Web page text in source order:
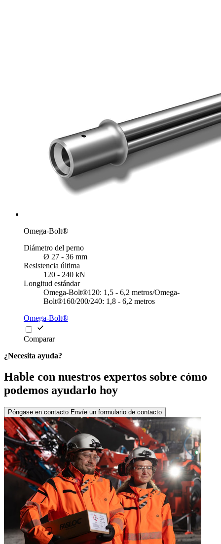
Omega-Bolt®
Diámetro del perno
Ø 27 - 36 mm
Resistencia última
120 - 240 kN
Longitud estándar
Omega-Bolt®120: 1,5 - 6,2 metros/Omega-
Bolt®160/200/240: 1,8 - 6,2 metros
Omega-Bolt®
Comparar
¿Necesita ayuda?
Hable con nuestros expertos sobre cómo
podemos ayudarlo hoy
Póngase en contacto Envíe un formulario de contacto